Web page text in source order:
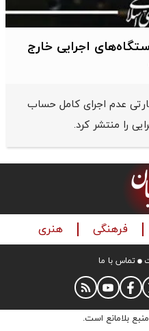
دستگاه‌های اجرایی خارج
عدم اجرای کامل حساب
را منتشر کرد.
فرهنگی هنری
تماس با ما
بلامانع است.